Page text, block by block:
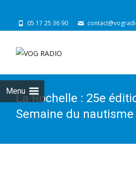
05 17 25 36 90
Menu
La Rochelle : 25e
Semaine du